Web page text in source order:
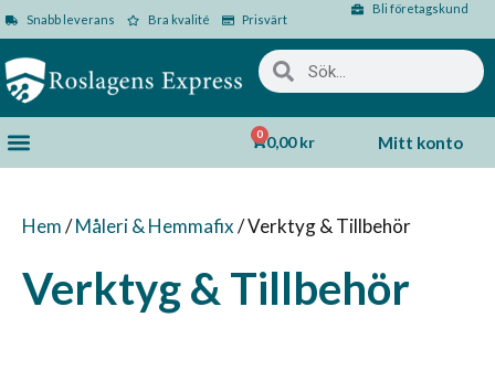
Snabb leverans Bra kvalité Prisvärt
Bli företagskund
0,00kr
0 Mitt konto
Hem/Måleri & Hemmafix/ Verktyg & Tillbehör
Verktyg & Tillbehör